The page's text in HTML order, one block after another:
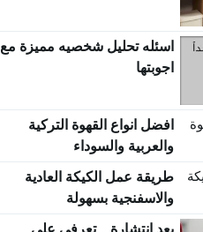
اسئله تحليل شخصيه مميزة مع
اجوبتها
افضل انواع القهوة التركية
والعربية والسوداء
طريقة عمل الكيكة العادية
والاسفنجية بسهولة